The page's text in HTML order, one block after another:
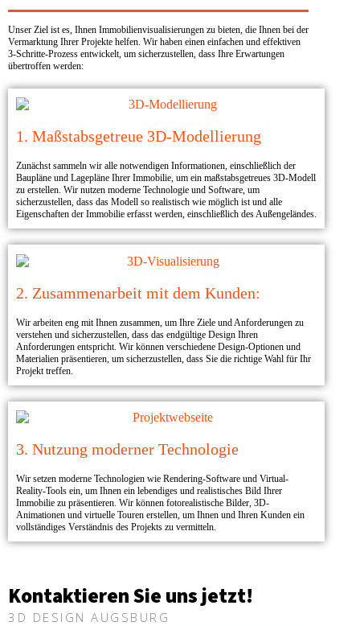
Unser Ziel ist es, Ihnen Immobilienvisualisierungen zu bieten, die Ihnen bei der
Vermarktung Ihrer Projekte helfen. Wir haben einen einfachen und effektiven
3-Schritte-Prozess entwickelt, um sicherzustellen, dass Ihre Erwartungen
übertroffen werden:
1. Maßstabsgetreue 3D-Modellierung
Zunächst sammeln wir alle notwendigen Informationen, einschließlich der
Baupläne und Lagepläne Ihrer Immobilie, um ein maßstabsgetreues 3D-Modell
zu erstellen. Wir nutzen moderne Technologie und Software, um
sicherzustellen, dass das Modell so realistisch wie möglich ist und alle
Eigenschaften der Immobilie erfasst werden, einschließlich des Außengeländes.
2. Zusammenarbeit mit dem Kunden:
Wir arbeiten eng mit Ihnen zusammen, um Ihre Ziele und Anforderungen zu
verstehen und sicherzustellen, dass das endgültige Design Ihren
Anforderungen entspricht. Wir können verschiedene Design-Optionen und
Materialien präsentieren, um sicherzustellen, dass Sie die richtige Wahl für Ihr
Projekt treffen.
3. Nutzung moderner Technologie​
Wir setzen moderne Technologien wie Rendering-Software und Virtual-
Reality-Tools ein, um Ihnen ein lebendiges und realistisches Bild Ihrer
Immobilie zu präsentieren. Wir können fotorealistische Bilder, 3D-
Animationen und virtuelle Touren erstellen, um Ihnen und Ihren Kunden ein
vollständiges Verständnis des Projekts zu vermitteln.
Kontaktieren Sie uns jetzt!
3D DESIGN AUGSBURG